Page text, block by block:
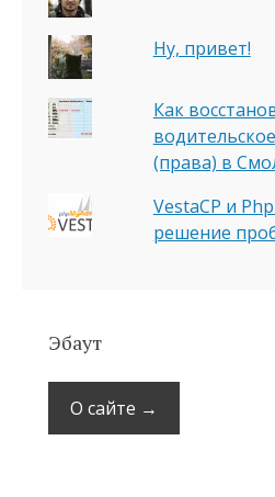
Ну, привет!
Как
(права) в
VestaCP и
решение
Эбаут
О сайте →